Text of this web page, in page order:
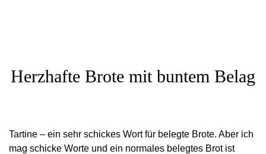
Herzhafte Brote mit buntem Belag
Tartine – ein sehr schickes Wort für belegte Brote. Aber ich
mag schicke Worte und ein normales belegtes Brot ist